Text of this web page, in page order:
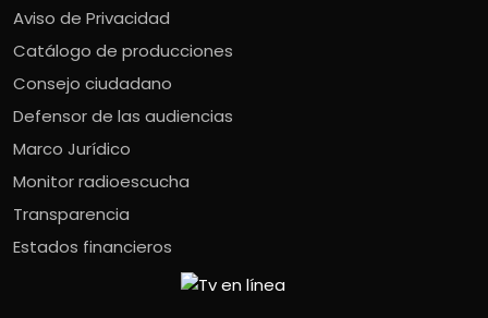
Aviso de Privacidad
Catálogo de producciones
Consejo ciudadano
Defensor de las audiencias
Marco Jurídico
Monitor radioescucha
Transparencia
Estados financieros